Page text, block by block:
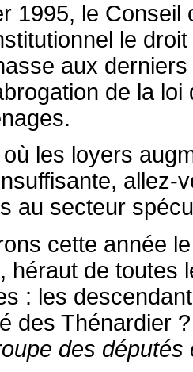
1995, le
le
aux
de la
les loyers
allez-
au secteur
cette année
héraut de toutes
: les
des Thénardier
des